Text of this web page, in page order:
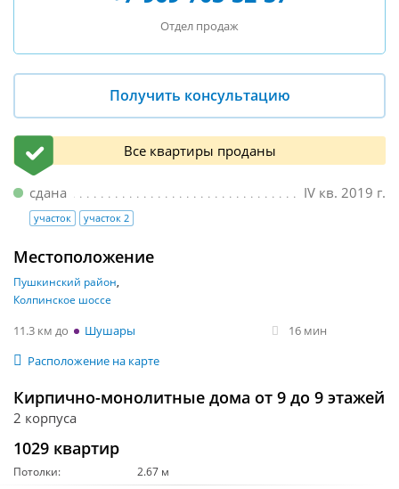
Отдел продаж
Получить консультацию
Все квартиры проданы
IV кв. 2019 г.
сдана
участок участок 2
Местоположение
Пушкинский район
Колпинское шоссе
11.3 км Шушары
16 мин
Расположение на карте
Кирпично-монолитные дома от 9 до 9 этажей
2 корпуса
1029 квартир
Потолки:
2.67 м